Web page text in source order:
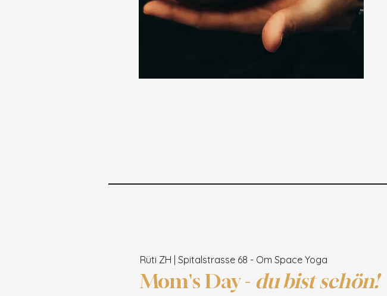
Rüti ZH | Spitalstrasse 68 - Om Space Yoga
Mom's Day - du bist schön!